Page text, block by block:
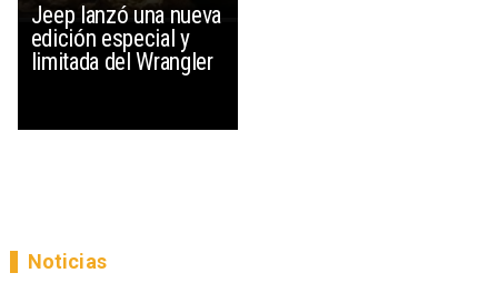
Jeep lanzó una nueva
edición especial y
limitada del Wrangler
Noticias